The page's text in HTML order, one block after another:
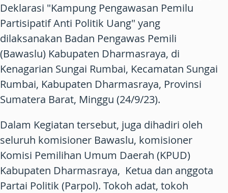
Deklarasi "Kampung Pengawasan Pemilu
Partisipatif Anti Politik Uang" yang
dilaksanakan Badan Pengawas Pemili
(Bawaslu) Kabupaten Dharmasraya, di
Kenagarian Sungai Rumbai, Kecamatan Sungai
Rumbai, Kabupaten Dharmasraya, Provinsi
Sumatera Barat, Minggu (24/9/23).
Dalam Kegiatan tersebut, juga dihadiri oleh
seluruh komisioner Bawaslu, komisioner
Komisi Pemilihan Umum Daerah (KPUD)
Kabupaten Dharmasraya, Ketua dan anggota
Partai Politik (Parpol). Tokoh adat, tokoh